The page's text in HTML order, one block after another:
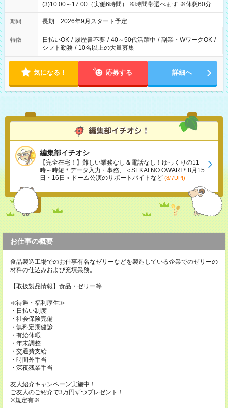
(3)10:00～17:00（実働6時間） ※時間帯選べます ※休憩60分
期間 長期 2026年9月スタート予定
特徴 日払いOK / 履歴書不要 / 40～50代活躍中 / 副業・WワークOK /
シフト勤務 / 10名以上の大量募集
気になる！ 応募する 詳細へ
編集部イチオシ
【完全在宅！】難しい業務なし＆電話なし！ゆっくりの11
時～時短＊データ入力・事務、＜SEKAI NO OWARI＊8月15
日・16日＞ドーム公演のサポートバイトなど (8/7UP!)
お仕事の概要
食品製造工場でのお仕事有名なゼリーなどを製造している企業でのゼリーの
材料の仕込みおよび充填業務。
【取扱製品情報】食品・ゼリー等
≪待遇・福利厚生≫
・日払い制度
・社会保険完備
・無料定期健診
・有給休暇
・年末調整
・交通費支給
・時間外手当
・深夜残業手当
友人紹介キャンペーン実施中！
ご友人のご紹介で3万円ずつプレゼント！
※規定有※